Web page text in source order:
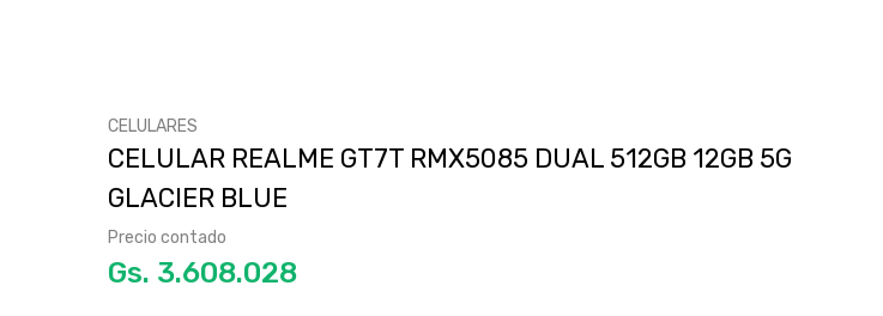
CELULARES
CELULAR REALME GT7T RMX5085 DUAL 512GB 12GB 5G
GLACIER BLUE
Precio contado
Gs.